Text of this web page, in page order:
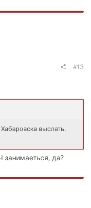
#13
выслать.
занимаеться, да?